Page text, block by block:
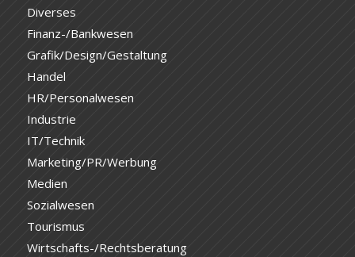
Diverses
Finanz-/Bankwesen
Grafik/Design/Gestaltung
Handel
HR/Personalwesen
Industrie
IT/Technik
Marketing/PR/Werbung
Medien
Sozialwesen
Tourismus
Wirtschafts-/Rechtsberatung